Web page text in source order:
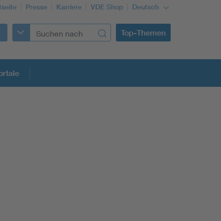
Presse Karriere VDE Shop Deutsch
Top-Themen